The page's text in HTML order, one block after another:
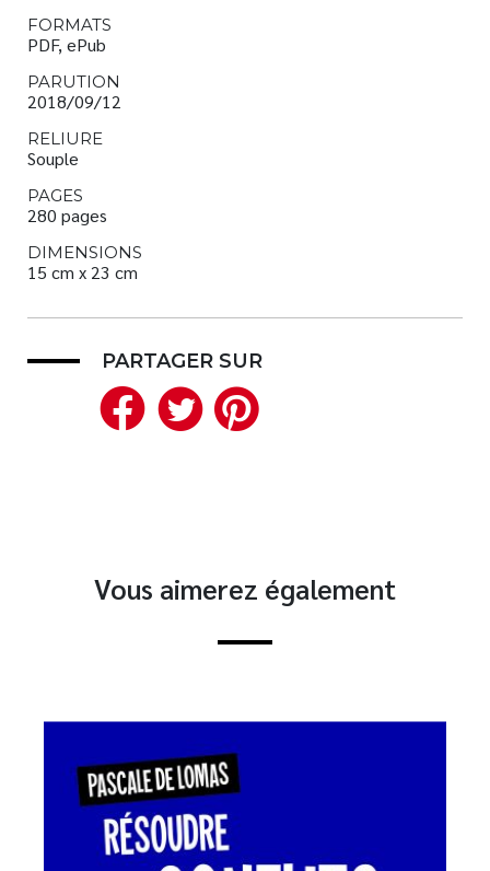
FORMATS
PDF, ePub
PARUTION
2018/09/12
RELIURE
Souple
PAGES
280 pages
DIMENSIONS
15 cm x 23 cm
PARTAGER SUR
Facebook
Twitter
Vous aimerez également